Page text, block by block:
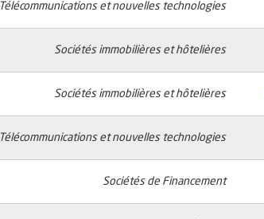
Télécommunications et nouvelles technologies
Sociétés immobilières et hôtelières
Sociétés immobilières et hôtelières
Télécommunications et nouvelles technologies
Sociétés de Financement